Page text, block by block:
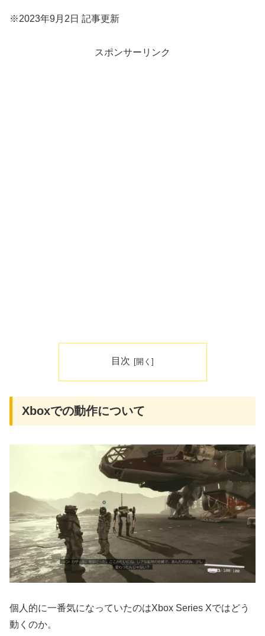
※2023年9月2日 記事更新
スポンサーリンク
目次
Xboxでの動作について
個人的に一番気になっていたのはXbox Series Xではどう
動くのか。